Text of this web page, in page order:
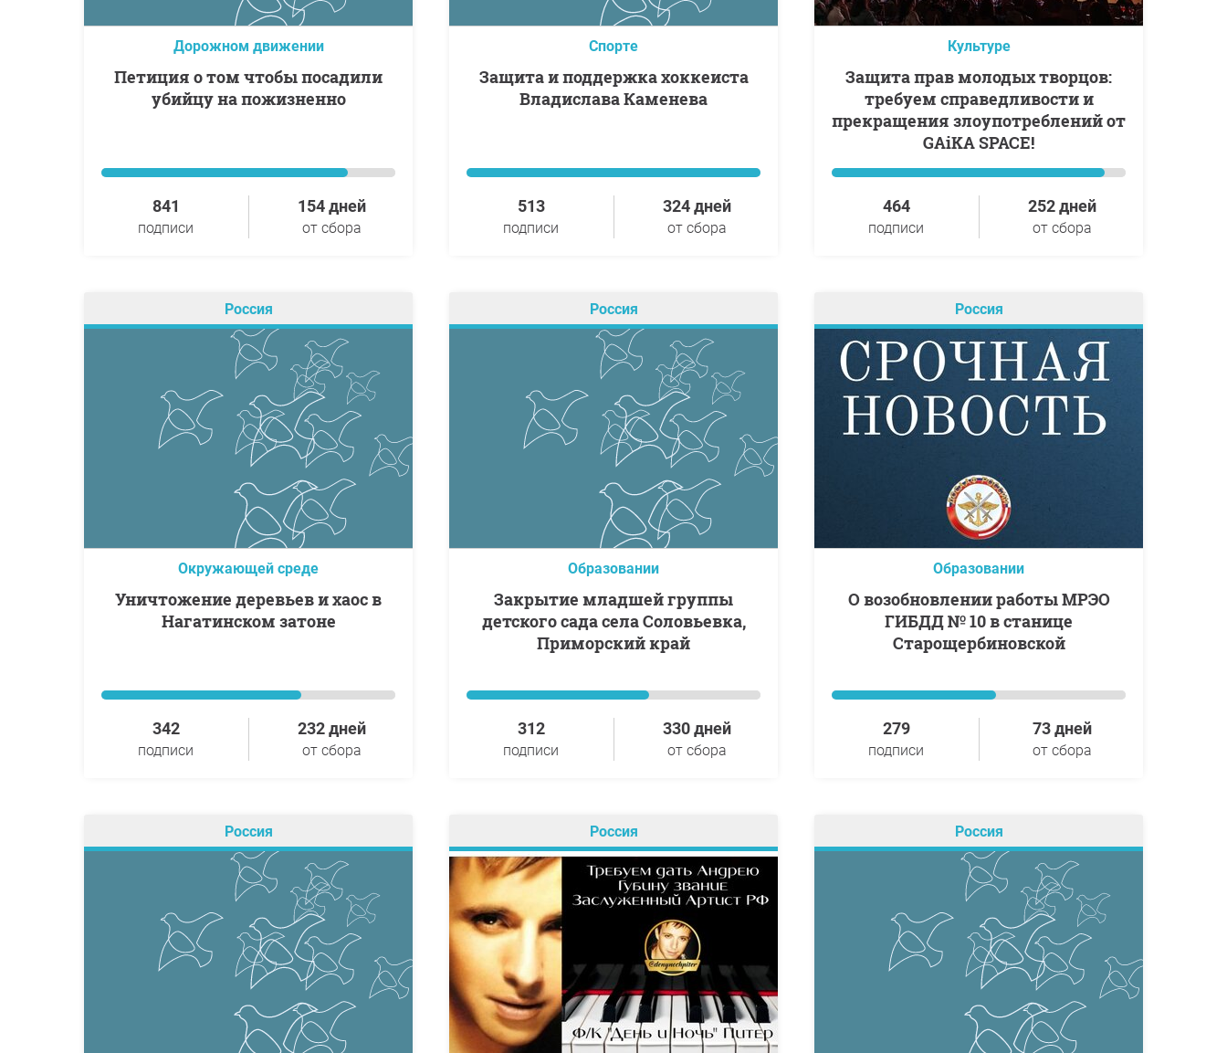
Дорожном движении
Петиция о том чтобы посадили
убийцу на пожизненно
841
подписи
154 дней
от сбора
Спорте
Защита и поддержка хоккеиста
Владислава Каменева
513
подписи
324 дней
от сбора
Культуре
Защита прав молодых творцов:
требуем справедливости и
прекращения злоупотреблений от
GAiKA SPACE!
464
подписи
252 дней
от сбора
Россия
Окружающей среде
Уничтожение деревьев и хаос в
Нагатинском затоне
342
подписи
232 дней
от сбора
Россия
Образовании
Закрытие младшей группы
детского сада села Соловьевка,
Приморский край
312
подписи
330 дней
от сбора
Россия
Образовании
О возобновлении работы МРЭО
ГИБДД № 10 в станице
Старощербиновской
279
подписи
73 дней
от сбора
Россия Россия Россия